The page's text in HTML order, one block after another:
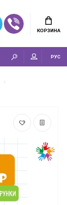
КОРЗИНА
РУС